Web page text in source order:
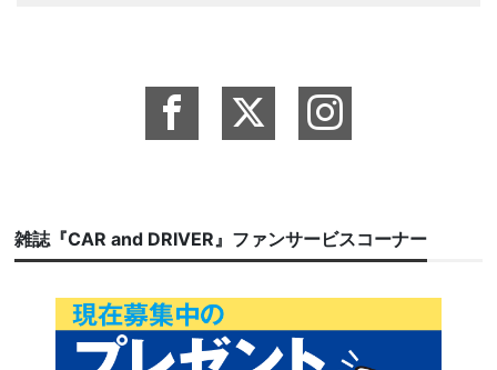
雑誌『CAR and DRIVER』ファンサービスコーナー